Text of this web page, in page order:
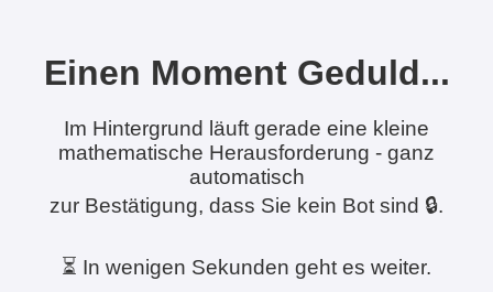
Einen Moment Geduld...
Im Hintergrund läuft gerade eine kleine
mathematische Herausforderung - ganz
automatisch
zur Bestätigung, dass Sie kein Bot sind 🔒.
⏳ In wenigen Sekunden geht es weiter.